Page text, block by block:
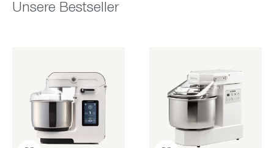
Unsere Bestseller